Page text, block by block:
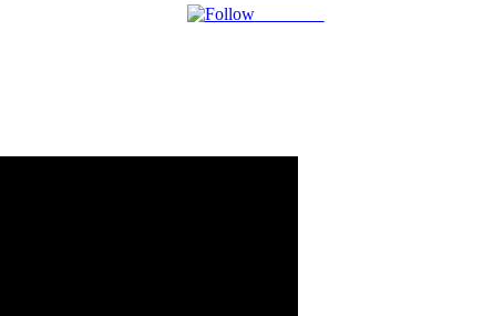
Follow us